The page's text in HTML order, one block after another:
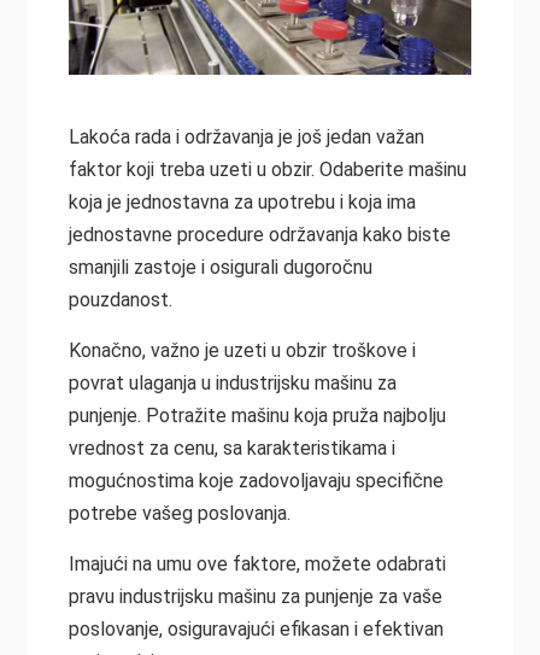
Lakoća rada i održavanja je još jedan važan
faktor koji treba uzeti u obzir. Odaberite mašinu
koja je jednostavna za upotrebu i koja ima
jednostavne procedure održavanja kako biste
smanjili zastoje i osigurali dugoročnu
pouzdanost.
Konačno, važno je uzeti u obzir troškove i
povrat ulaganja u industrijsku mašinu za
punjenje. Potražite mašinu koja pruža najbolju
vrednost za cenu, sa karakteristikama i
mogućnostima koje zadovoljavaju specifične
potrebe vašeg poslovanja.
Imajući na umu ove faktore, možete odabrati
pravu industrijsku mašinu za punjenje za vaše
poslovanje, osiguravajući efikasan i efektivan